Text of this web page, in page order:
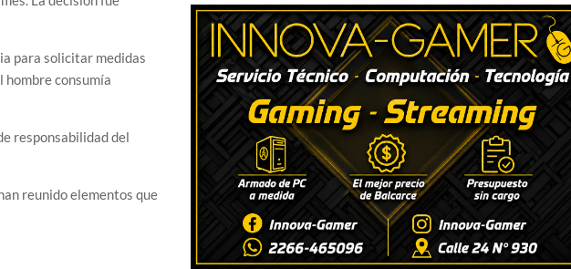
para solicitar medidas
hombre consumía
responsabilidad del
reunido elementos que